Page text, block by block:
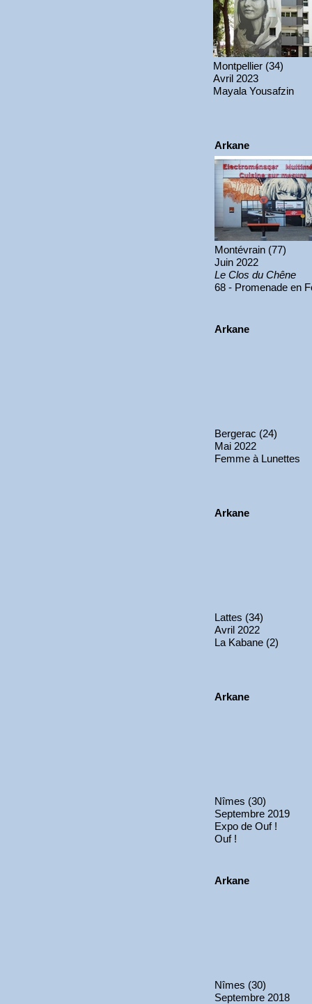
Montpellier (34)
Avril 2023
Mayala Yousafzin
Arkane
Montévrain (77)
Juin 2022
Le Clos du Chêne
68 - Promenade en
Arkane
Bergerac (24)
Mai 2022
Femme à Lunettes
Arkane
Lattes (34)
Avril 2022
La Kabane (2)
Arkane
Nîmes (30)
Septembre 2019
Expo de Ouf !
Ouf !
Arkane
Nîmes (30)
Septembre 2018